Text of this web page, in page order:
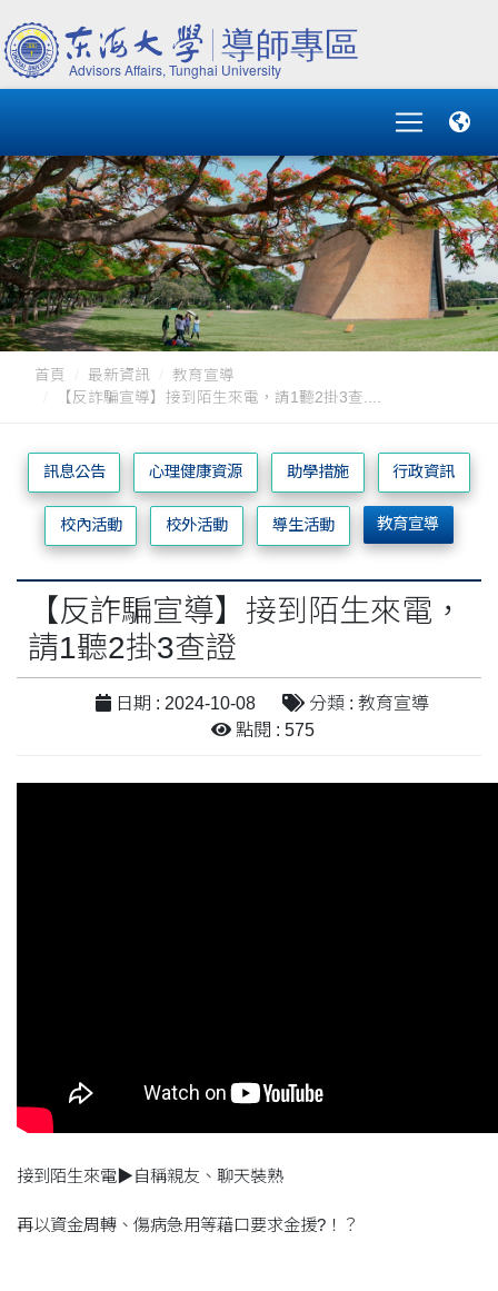
首頁 最新資訊
教育宣導
【反詐騙宣導】接到陌生來電，請1聽2掛3查....
訊息公告 心理健康資源 助學措施 行政資訊
校內活動 校外活動 導生活動 教育宣導
【反詐騙宣導】接到陌生來電，
請1聽2掛3查證
日期 : 2024-10-08
分類 : 教育宣導
點閱 : 575
接到陌生來電▶自稱親友、聊天裝熟
再以資金周轉、傷病急用等藉口要求金援?！？